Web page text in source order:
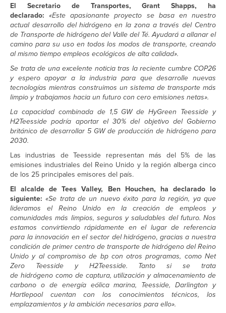
El Secretario de Transportes, Grant Shapps, ha
declarado: «Este apasionante proyecto se basa en nuestro
actual desarrollo del hidrógeno en la zona a través del Centro
de Transporte de hidrógenodel Valle del Té. Ayudará a allanar el
camino para su uso en todos los modos de transporte, creando
al mismo tiempo empleos ecológicos de alta calidad».
Se trata de una excelente noticia tras la reciente cumbre COP26
y espero apoyar a la industria para que desarrolle nuevas
tecnologías mientras construimos un sistema de transporte más
limpio y trabajamos hacia un futuro con cero emisiones netas».
La capacidad combinada de 1,5 GW de HyGreen Teesside y
H2Teesside podría aportar el 30% del objetivo del Gobierno
británico de desarrollar 5 GW de producción de hidrógeno para
2030.
Las industrias de Teesside representan más del 5% de las
emisiones industriales del Reino Unido y la región alberga cinco
de los 25 principales emisores del país.
El alcalde de Tees Valley, Ben Houchen, ha declarado lo
siguiente: «Se trata de un nuevo éxito para la región, ya que
lideramos el Reino Unido en la creación de empleos y
comunidades más limpios, seguros y saludables del futuro. Nos
estamos convirtiendo rápidamente en el lugar de referencia
para la innovación en el sector delhidrógeno, gracias a nuestra
condición de primer centro de transporte de hidrógenodel Reino
Unido y al compromiso de bp con otros programas, como Net
Zero Teesside y H2Teesside. Tanto si se trata
de hidrógeno como de captura, utilización y almacenamiento de
carbono o de energía eólica marina, Teesside, Darlington y
Hartlepool cuentan con los conocimientos técnicos, los
emplazamientos y la ambición necesarios para ello».